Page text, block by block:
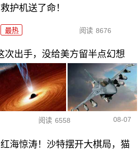
救护机送了命！
最热 阅读 8676
次出手，没给美方留半点幻想
阅读 6558 08-07
红海惊涛！沙特摆开大棋局，猫